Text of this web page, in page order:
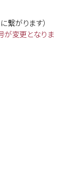
繋がります）
が変更となりま